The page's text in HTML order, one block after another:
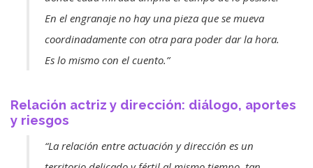
En el engranaje no hay una pieza que se mueva
coordinadamente con otra para poder dar la hora.
Es lo mismo con el cuento.”
Relación actriz y dirección: diálogo, aportes
y riesgos
“La relación entre actuación y dirección es un